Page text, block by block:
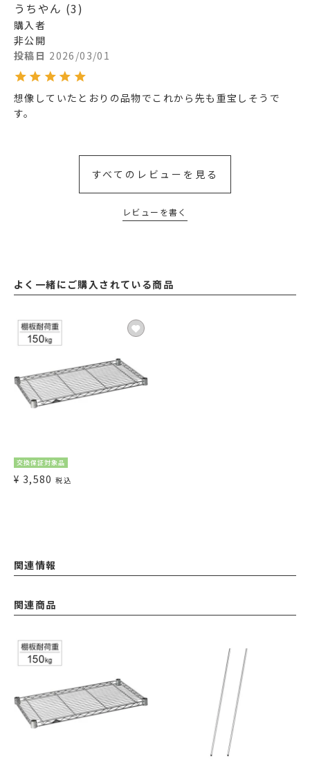
うちやん 3
購入者
非公開
投稿日 2026/03/01
想像していたとおりの品物でこれから先も重宝しそうで
す。
すべてのレビューを見る
レビューを書く
よく一緒にご購入されている商品
交換保証対象品
¥ 3,580 税込
関連情報
関連商品